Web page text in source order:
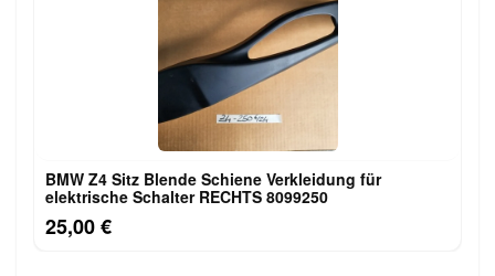
BMW Z4 Sitz Blende Schiene Verkleidung für
elektrische Schalter RECHTS 8099250
25,00 €